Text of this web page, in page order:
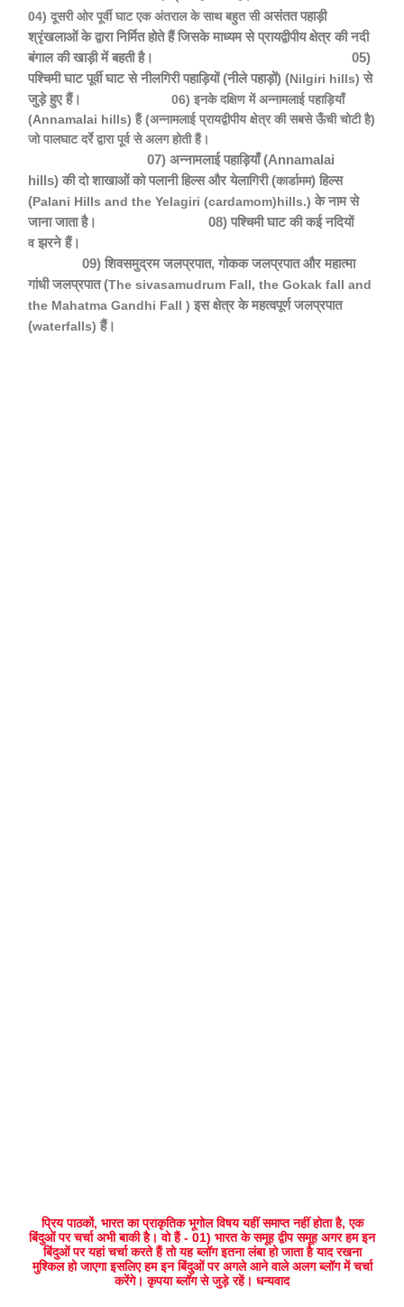
04) दूसरी ओर पूर्वी घाटएक अंतराल के साथबहुत सीअसंतत पहाड़ी
श्रृंखलाओं के द्वारा निर्मित होते हैं जिसके माध्यम से प्रायद्वीपीय क्षेत्र की नदी
बंगाल की खाड़ी में बहती है।05)
पश्चिमीघाट पूर्वी घाट से नीलगिरी पहाड़ियों (नीले पहाड़ों) (Nilgiri hills) से
जुड़े हुए हैं।06)इनकेदक्षिण में अन्नामलाई पहाड़ियाँ
(Annamalai hills) हैं (अन्नामलाई प्रायद्वीपीय क्षेत्र की सबसे ऊँची चोटी है)
जो पालघाट दर्रे द्वारा पूर्व से अलग होती हैं।
07)अन्नामलाई पहाड़ियाँ (Annamalai
hills) की दो शाखाओं को पलानी हिल्स और येलागिरी (कार्डामम) हिल्स
( Palani Hills and the Yelagiri (cardamom)hills.) के नाम से
जाना जाता है।08) पश्चिमी घाट की कई नदियों
वझरने हैं।
09) शिवसमुद्रम जलप्रपात, गोकक जलप्रपात और महात्मा
गांधी जलप्रपात (The sivasamudrum Fall, the Gokak fall and
the Mahatma Gandhi Fall ) इस क्षेत्र के महत्वपूर्ण जलप्रपात
(waterfalls) हैं।
प्रिय पाठकों, भारत का प्राकृतिक भूगोल विषय यहीं समाप्त नहीं होता है, एक
बिंदुओं पर चर्चा अभी बाकी है। वो हैं - 01) भारत के समूह द्वीप समूह अगर हम इन
बिंदुओं पर यहां चर्चा करते हैं तो यह ब्लॉग इतना लंबा हो जाता है याद रखना
मुश्किल हो जाएगा इसलिए हम इन बिंदुओं पर अगले आने वाले अलग ब्लॉग में चर्चा
करेंगे। कृपया ब्लॉग से जुड़े रहें। धन्यवाद